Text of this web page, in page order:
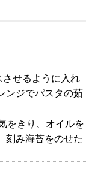
せるように入れ
ンジでパスタの茹
をきり、オイルを
刻み海苔をのせた